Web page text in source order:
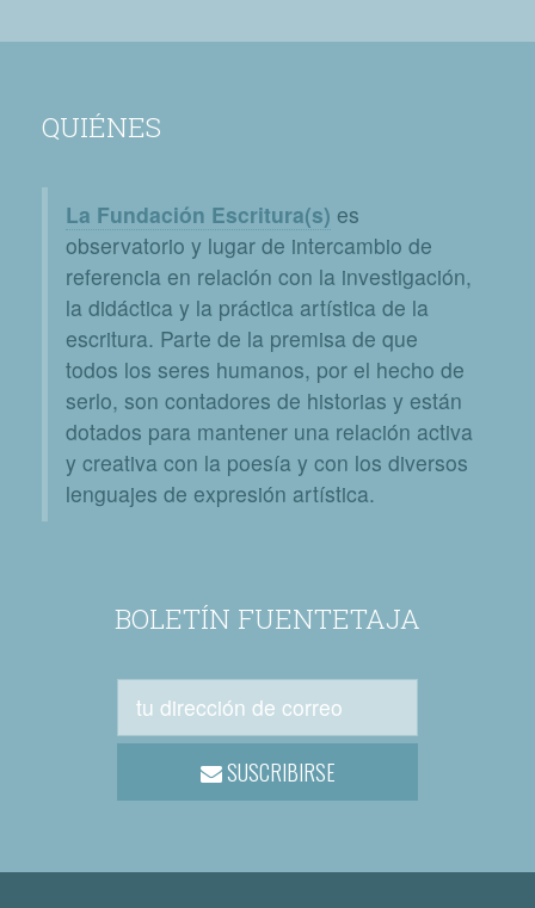
QUIÉNES
La Fundación Escritura(s) es
observatorio y lugar de intercambio de
referencia en relación con la investigación,
la didáctica y la práctica artística de la
escritura. Parte de la premisa de que
todos los seres humanos, por el hecho de
serlo, son contadores de historias y están
dotados para mantener una relación activa
y creativa con la poesía y con los diversos
lenguajes de expresión artística.
BOLETÍN FUENTETAJA
SUSCRIBIRSE